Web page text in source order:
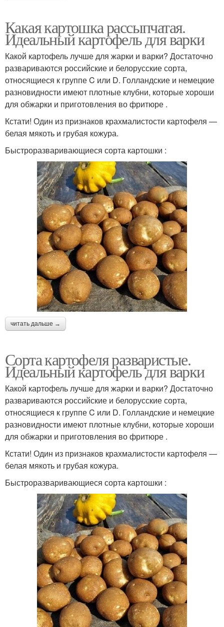
Какая картошка рассыпчатая.
Идеальный картофель для варки
Какой картофель лучше для жарки и варки? Достаточно
развариваются российские и белорусские сорта,
относящиеся к группе C или D. Голландские и немецкие
разновидности имеют плотные клубни, которые хороши
для обжарки и приготовления во фритюре .
Кстати! Один из признаков крахмалистости картофеля —
белая мякоть и грубая кожура.
Быстроразваривающиеся сорта картошки :
читать дальше →
Сорта картофеля разваристые.
Идеальный картофель для варки
Какой картофель лучше для жарки и варки? Достаточно
развариваются российские и белорусские сорта,
относящиеся к группе C или D. Голландские и немецкие
разновидности имеют плотные клубни, которые хороши
для обжарки и приготовления во фритюре .
Кстати! Один из признаков крахмалистости картофеля —
белая мякоть и грубая кожура.
Быстроразваривающиеся сорта картошки :